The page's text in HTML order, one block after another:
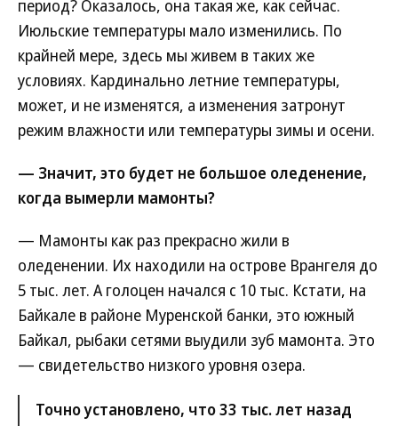
период? Оказалось, она такая же, как сейчас.
Июльские температуры мало изменились. По
крайней мере, здесь мы живем в таких же
условиях. Кардинально летние температуры,
может, и не изменятся, а изменения затронут
режим влажности или температуры зимы и осени.
— Значит, это будет не большое оледенение,
когда вымерли мамонты?
— Мамонты как раз прекрасно жили в
оледенении. Их находили на острове Врангеля до
5 тыс. лет. А голоцен начался с 10 тыс. Кстати, на
Байкале в районе Муренской банки, это южный
Байкал, рыбаки сетями выудили зуб мамонта. Это
— свидетельство низкого уровня озера.
Точно установлено, что 33 тыс. лет назад